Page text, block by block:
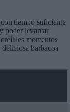
tiempo suficiente
poder levantar
momentos
barbacoa